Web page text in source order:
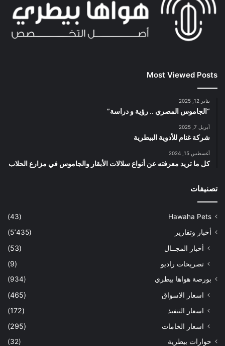
Most Viewed Posts
يناير 12, 2025
“الجاموس المصري .. رؤية و دراسة”
أبريل 7, 2025
شركة غنام للأدوية البيطرية
أغسطس 15, 2024
كل ما تريد معرفته عن أنواع سلالات الأبقار والجاموس في مزارع الحلاب
تصنيفات
Hawaha Pets
(43)
أخبار وتقارير
(5٬435)
أخبار المجــال
(53)
تصريحات راديو
(9)
بورصة هواها بيطري (934)
اسعار الاسواق
(465)
اسعار التنفيذ
(172)
اسعار الخامات
(295)
حوارات بيطرية
(32)